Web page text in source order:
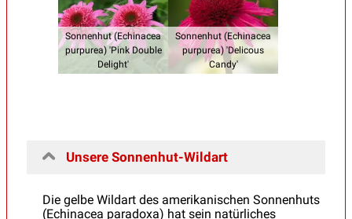
Sonnenhut (Echinacea
purpurea) 'Pink Double
Delight'
Sonnenhut (Echinacea
purpurea) 'Delicous
Candy'
Unsere Sonnenhut-Wildart
Die gelbe Wildart des amerikanischen Sonnenhuts
(Echinacea paradoxa) hat sein natürliches